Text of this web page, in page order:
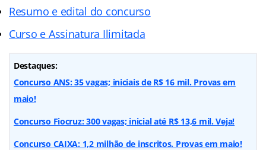
Resumo e edital do concurso
Curso e Assinatura Ilimitada
Destaques:
Concurso ANS: 35 vagas; iniciais de R$ 16 mil. Provas em
maio!
Concurso Fiocruz: 300 vagas; inicial até R$ 13,6 mil. Veja!
Concurso CAIXA: 1,2 milhão de inscritos. Provas em maio!